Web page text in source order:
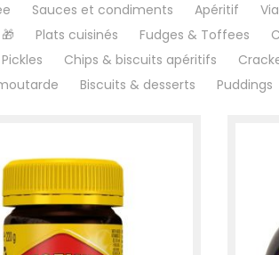
Sauces et condiments Apéritif
Plats cuisinés Fudges & Toffees
Pickles Chips & biscuits apéritifs
Biscuits & desserts Puddings